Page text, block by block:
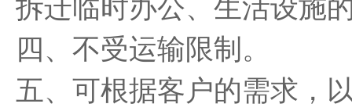
拆迁临时办公、生活设施
四、不受运输限制。
五、可根据客户的需求，